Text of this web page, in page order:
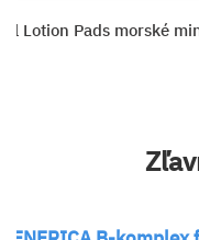
Lotion Pads morské